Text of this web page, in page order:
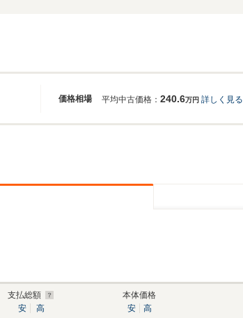
価格相場 平均中古価格： 240.6万円 詳しく見る
支払総額
安
高
本体価格
安
高